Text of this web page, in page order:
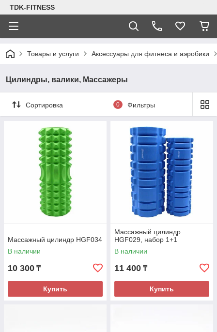
TDK-FITNESS
Товары и услуги Аксессуары для фитнеса и аэробики
Цилиндры, валики, Массажеры
Сортировка 0 Фильтры
Массажный цилиндр HGF034
В наличии
10 300 ₸
Купить
Массажный цилиндр
HGF029, набор 1+1
В наличии
11 400 ₸
Купить